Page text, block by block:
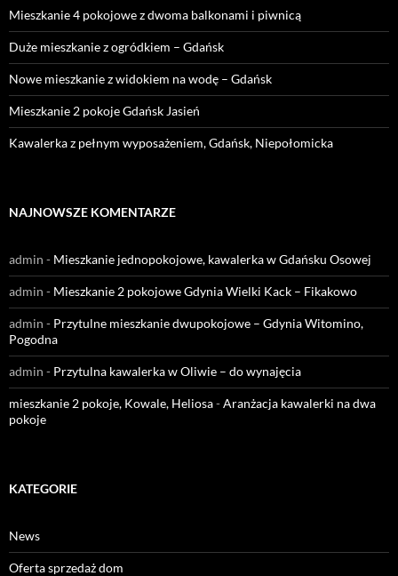
Mieszkanie 4 pokojowe z dwoma balkonami i piwnicą
Duże mieszkanie z ogródkiem – Gdańsk
Nowe mieszkanie z widokiem na wodę – Gdańsk
Mieszkanie 2 pokoje Gdańsk Jasień
Kawalerka z pełnym wyposażeniem, Gdańsk, Niepołomicka
NAJNOWSZE KOMENTARZE
admin - Mieszkanie jednopokojowe, kawalerka w Gdańsku Osowej
admin - Mieszkanie 2 pokojowe Gdynia Wielki Kack – Fikakowo
admin - Przytulne mieszkanie dwupokojowe – Gdynia Witomino,
Pogodna
admin - Przytulna kawalerka w Oliwie – do wynajęcia
mieszkanie 2 pokoje, Kowale, Heliosa-Aranżacja kawalerki na dwa
pokoje
KATEGORIE
News
Oferta sprzedaż dom